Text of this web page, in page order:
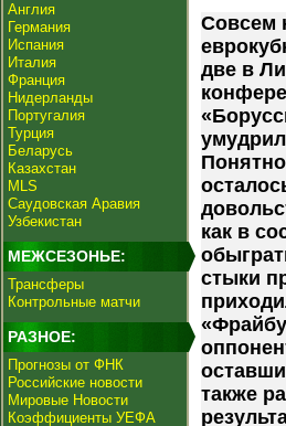
Англия
Германия
Испания
Италия
Франция
Нидерланды
Португалия
Турция
Беларусь
Казахстан
MLS
Саудовская Аравия
Узбекистан
МЕЖСЕЗОНЬЕ:
Трансферы
Контрольные матчи
РАЗНОЕ:
Прогнозы от ФНК
Российские новости
Мировые Новости
Коэффициенты УЕФА
Совсем
две в
как в
стыки
также